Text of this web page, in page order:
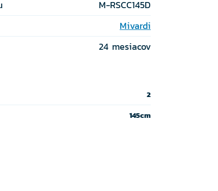
M-RSCC145D
Mivardi
24 mesiacov
2
145cm